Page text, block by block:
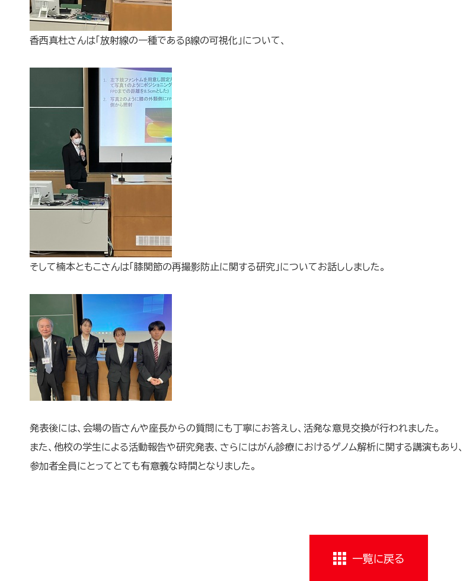
香西真杜さんは「放射線の一種であるβ線の可視化」について、
そして楠本ともこさんは「膝関節の再撮影防止に関する研究」についてお話ししました。
発表後には、会場の皆さんや座長からの質問にも丁寧にお答えし、活発な意見交換が行われました。
また、他校の学生による活動報告や研究発表、さらにはがん診療におけるゲノム解析に関する講演もあり、
参加者全員にとってとても有意義な時間となりました。
一覧に戻る